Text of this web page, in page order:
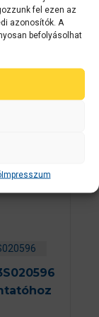
fel ezen az
azonosítók. A
befolyásolhat
Impresszum